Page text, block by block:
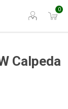
0
Calpeda